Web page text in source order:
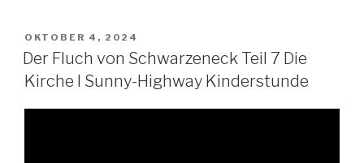
VERÖFFENTLICHT
AM
OKTOBER 4, 2024
Der Fluch von Schwarzeneck Teil 7 Die
Kirche I Sunny-Highway Kinderstunde